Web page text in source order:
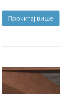
Прочитај више